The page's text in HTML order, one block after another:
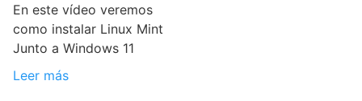
En este vídeo veremos
como instalar Linux Mint
Junto a Windows 11
Leer más